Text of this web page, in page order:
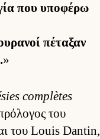
που υποφέρω
πέταξαν
»
complètes
του
του Louis Dantin,